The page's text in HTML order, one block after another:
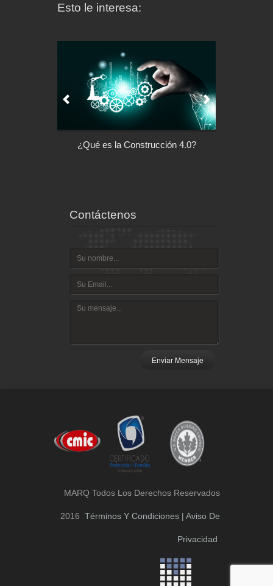
Esto le interesa:
¿Qué es la Construcción 4.0?
Contáctenos
Enviar Mensaje
MARQ Todos Los Derechos Reservados
2016 Términos Y Condiciones | Aviso De
Privacidad